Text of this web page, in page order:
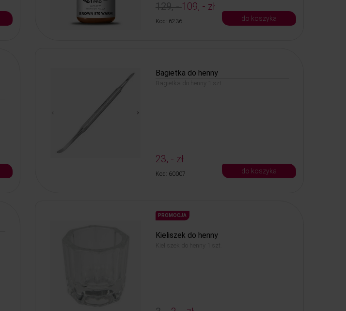
129, -109, - zł
Kod: 6236 do koszyka
Bagietka do henny
Bagietka do henny 1 szt.
23, - zł
Kod: 60007 do koszyka
PROMOCJA
Kieliszek do henny
Kieliszek do henny 1 szt.